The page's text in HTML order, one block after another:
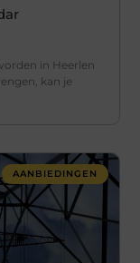
in Heerlen
kan je
AANBIEDINGEN